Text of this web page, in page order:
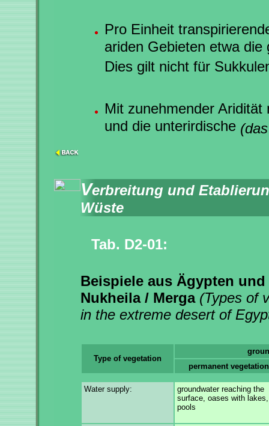
Pro Einheit
ariden Gebieten etwa
Dies gilt nicht für
Mit zunehmender
und die unterirdische
Verbreitung und
Wüste
Tab. D2-01:
Beispiele aus Ägypten
Nukheila / Merga (Types of
in the extreme desert of
Type of vegetation
permanent
Water supply:
groundwater reaching the
surface, oases with
pools